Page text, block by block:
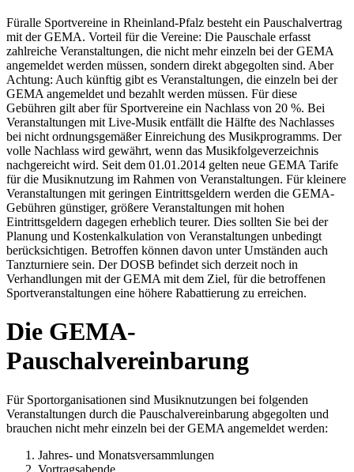
Füralle Sportvereine in Rheinland-Pfalz besteht ein Pauschalvertrag
mit der GEMA. Vorteil für die Vereine: Die Pauschale erfasst
zahlreiche Veranstaltungen, die nicht mehr einzeln bei der GEMA
angemeldet werden müssen, sondern direkt abgegolten sind. Aber
Achtung: Auch künftig gibt es Veranstaltungen, die einzeln bei der
GEMA angemeldet und bezahlt werden müssen. Für diese
Gebühren gilt aber für Sportvereine ein Nachlass von 20 %. Bei
Veranstaltungen mit Live-Musik entfällt die Hälfte des Nachlasses
bei nicht ordnungsgemäßer Einreichung des Musikprogramms. Der
volle Nachlass wird gewährt, wenn das Musikfolgeverzeichnis
nachgereicht wird. Seit dem 01.01.2014 gelten neue GEMA Tarife
für die Musiknutzung im Rahmen von Veranstaltungen. Für kleinere
Veranstaltungen mit geringen Eintrittsgeldern werden die GEMA-
Gebühren günstiger, größere Veranstaltungen mit hohen
Eintrittsgeldern dagegen erheblich teurer. Dies sollten Sie bei der
Planung und Kostenkalkulation von Veranstaltungen unbedingt
berücksichtigen. Betroffen können davon unter Umständen auch
Tanzturniere sein. Der DOSB befindet sich derzeit noch in
Verhandlungen mit der GEMA mit dem Ziel, für die betroffenen
Sportveranstaltungen eine höhere Rabattierung zu erreichen.
Die GEMA-
Pauschalvereinbarung
Für Sportorganisationen sind Musiknutzungen bei folgenden
Veranstaltungen durch die Pauschalvereinbarung abgegolten und
brauchen nicht mehr einzeln bei der GEMA angemeldet werden:
Jahres- und Monatsversammlungen
Vortragsabende